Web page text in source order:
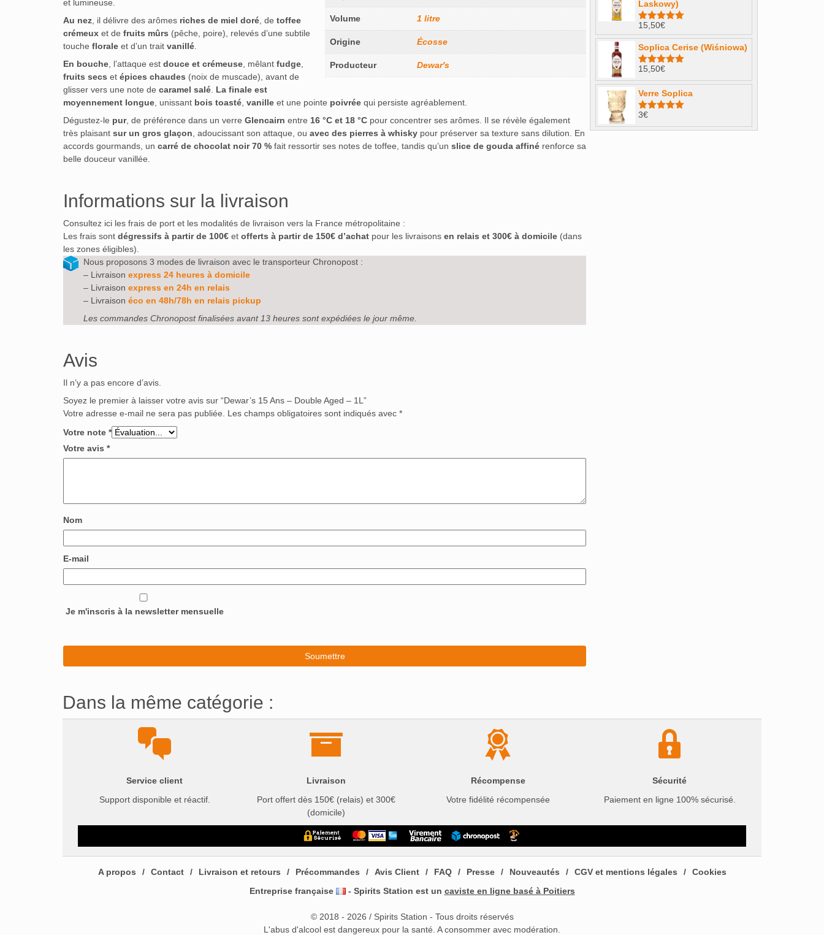
Volume 1 litre
Origine Écosse
Producteur Dewar's
et lumineuse.
Au nez, il délivre des arômes riches de miel doré, de toffee
crémeux et de fruits mûrs (pêche, poire), relevés d’une subtile
touche florale et d’un trait vanillé.
En bouche, l’attaque est douce et crémeuse, mêlant fudge,
fruits secs et épices chaudes (noix de muscade), avant de
glisser vers une note de caramel salé. La finale est
moyennement longue, unissant bois toasté, vanille et une pointe poivrée qui persiste agréablement.
Dégustez-le pur, de préférence dans un verre Glencairn entre 16 °C et 18 °C pour concentrer ses arômes. Il se révèle également
très plaisant sur un gros glaçon, adoucissant son attaque, ou avec des pierres à whisky pour préserver sa texture sans dilution. En
accords gourmands, un carré de chocolat noir 70 % fait ressortir ses notes de toffee, tandis qu’un slice de gouda affiné renforce sa
belle douceur vanillée.
Informations sur la livraison
Consultez ici les frais de port et les modalités de livraison vers la France métropolitaine :
Les frais sont dégressifs à partir de 100€ et offerts à partir de 150€ d’achat pour les livraisons en relais et 300€ à domicile (dans
les zones éligibles).
Nous proposons 3 modes de livraison avec le transporteur Chronopost :
– Livraison express 24 heures à domicile
– Livraison express en 24h en relais
– Livraison éco en 48h/78h en relais pickup
Les commandes Chronopost finalisées avant 13 heures sont expédiées le jour même.
Avis
Il n’y a pas encore d’avis.
Soyez le premier à laisser votre avis sur “Dewar’s 15 Ans – Double Aged – 1L”
Votre adresse e-mail ne sera pas publiée.
Les champs obligatoires sont indiqués avec *
Votre note *
Votre avis *
Nom
E-mail
Je m'inscris à la newsletter mensuelle
Dans la même catégorie :
Laskowy)
Note4.98
sur 5
15,50€
Soplica Cerise (Wiśniowa)
Note5.00
sur 5
15,50€
Verre Soplica
Note
sur 5
3€
Service client
Support disponible et réactif.
Livraison
Port offert dès 150€ (relais) et 300€
(domicile)
Récompense
Votre fidélité récompensée
Sécurité
Paiement en ligne 100% sécurisé.
A propos Contact Livraison et retours Précommandes Avis Client FAQ Presse Nouveautés CGV et mentions légales
Cookies
Entreprise française
- Spirits Station est un caviste en ligne basé à Poitiers
© 2018 - 2026 / Spirits Station - Tous droits réservés
L'abus d'alcool est dangereux pour la santé. A consommer avec modération.